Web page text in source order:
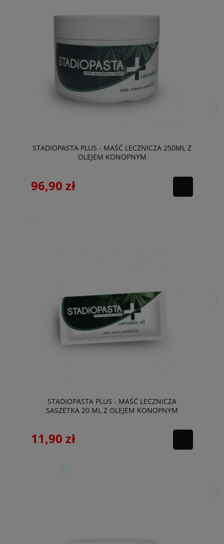
STADIOPASTA PLUS - MAŚĆ LECZNICZA 250ML Z
OLEJEM KONOPNYM
96,90 zł
STADIOPASTA PLUS - MAŚĆ LECZNICZA
SASZETKA 20 ML Z OLEJEM KONOPNYM
11,90 zł